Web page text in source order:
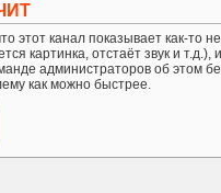
этот канал показывает как-то
картинка, отстаёт звук и
администраторов об этом
как можно быстрее.